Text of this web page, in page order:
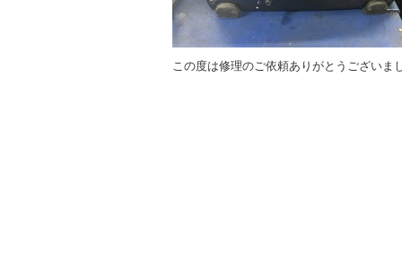
この度は修理のご依頼ありがとうございま